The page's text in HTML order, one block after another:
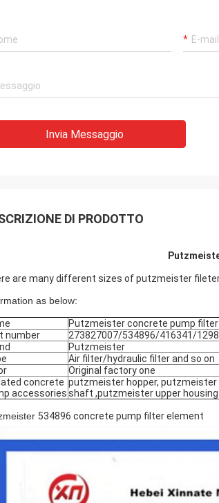
Invia Messaggio
DI PRODOTTO
are many different sizes of putzmeister
as below:
Putzmeister concrete pump
number
273827007/534896/416341/
Putzmeister
Air filter/hydraulic filter and so on
Original factory one
concrete
accessories
putzmeister hopper, putzmeister
shaft ,putzmeister upper
534896 concrete pump filter element